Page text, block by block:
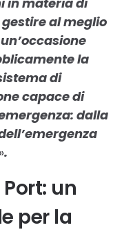
al meglio
la
di
capace di
dalla
».
un
per la